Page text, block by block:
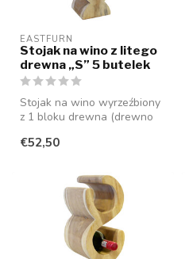
EASTFURN
Stojak na wino z litego
drewna „S” 5 butelek
Stojak na wino wyrzeźbiony
z 1 bloku drewna (drewno
€52,50